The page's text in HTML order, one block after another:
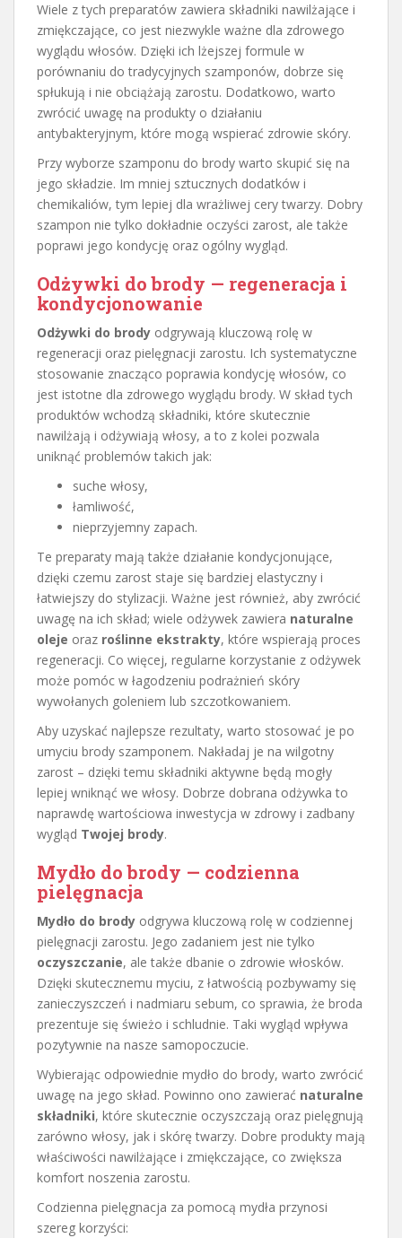
Wiele z tych preparatów zawiera składniki nawilżające i
zmiękczające, co jest niezwykle ważne dla zdrowego
wyglądu włosów. Dzięki ich lżejszej formule w
porównaniu do tradycyjnych szamponów, dobrze się
spłukują i nie obciążają zarostu. Dodatkowo, warto
zwrócić uwagę na produkty o działaniu
antybakteryjnym, które mogą wspierać zdrowie skóry.
Przy wyborze szamponu do brody warto skupić się na
jego składzie. Im mniej sztucznych dodatków i
chemikaliów, tym lepiej dla wrażliwej cery twarzy. Dobry
szampon nie tylko dokładnie oczyści zarost, ale także
poprawi jego kondycję oraz ogólny wygląd.
Odżywki do brody — regeneracja i
kondycjonowanie
Odżywki do brody odgrywają kluczową rolę w
regeneracji oraz pielęgnacji zarostu. Ich systematyczne
stosowanie znacząco poprawia kondycję włosów, co
jest istotne dla zdrowego wyglądu brody. W skład tych
produktów wchodzą składniki, które skutecznie
nawilżają i odżywiają włosy, a to z kolei pozwala
uniknąć problemów takich jak:
suche włosy,
łamliwość,
nieprzyjemny zapach.
Te preparaty mają także działanie kondycjonujące,
dzięki czemu zarost staje się bardziej elastyczny i
łatwiejszy do stylizacji. Ważne jest również, aby zwrócić
uwagę na ich skład; wiele odżywek zawiera naturalne
oleje oraz roślinne ekstrakty, które wspierają proces
regeneracji. Co więcej, regularne korzystanie z odżywek
może pomóc w łagodzeniu podrażnień skóry
wywołanych goleniem lub szczotkowaniem.
Aby uzyskać najlepsze rezultaty, warto stosować je po
umyciu brody szamponem. Nakładaj je na wilgotny
zarost – dzięki temu składniki aktywne będą mogły
lepiej wniknąć we włosy. Dobrze dobrana odżywka to
naprawdę wartościowa inwestycja w zdrowy i zadbany
wygląd Twojej brody.
Mydło do brody — codzienna
pielęgnacja
Mydło do brody odgrywa kluczową rolę w codziennej
pielęgnacji zarostu. Jego zadaniem jest nie tylko
oczyszczanie, ale także dbanie o zdrowie włosków.
Dzięki skutecznemu myciu, z łatwością pozbywamy się
zanieczyszczeń i nadmiaru sebum, co sprawia, że broda
prezentuje się świeżo i schludnie. Taki wygląd wpływa
pozytywnie na nasze samopoczucie.
Wybierając odpowiednie mydło do brody, warto zwrócić
uwagę na jego skład. Powinno ono zawierać naturalne
składniki, które skutecznie oczyszczają oraz pielęgnują
zarówno włosy, jak i skórę twarzy. Dobre produkty mają
właściwości nawilżające i zmiękczające, co zwiększa
komfort noszenia zarostu.
Codzienna pielęgnacja za pomocą mydła przynosi
szereg korzyści: